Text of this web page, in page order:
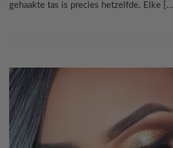
gehaakte tas is precies hetzelfde. Elke […]